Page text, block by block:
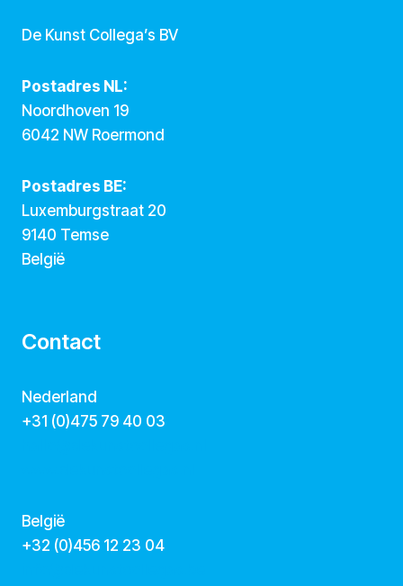
De Kunst Collega’s BV
Postadres NL:
Noordhoven 19
6042 NW Roermond
Postadres BE:
Luxemburgstraat 20
9140 Temse
België
Contact
Nederland
+31 (0)475 79 40 03
België
‭+32 (0)456 12 23 04‬